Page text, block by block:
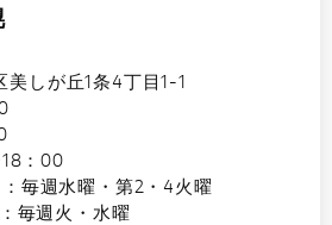
しが丘1条4丁目1-1
：00
毎週水曜・第2・4火曜
毎週火・水曜